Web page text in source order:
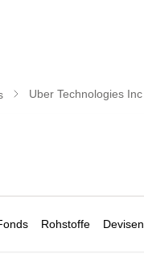
Uber Technologies Inc
Rohstoffe Devisen